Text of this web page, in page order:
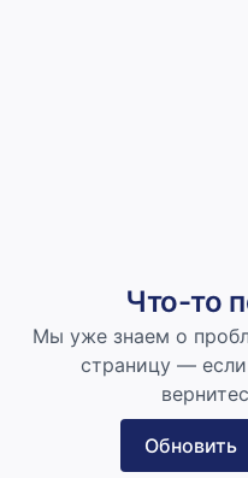
Что-то
Мы уже знаем о
страницу —
Обновить